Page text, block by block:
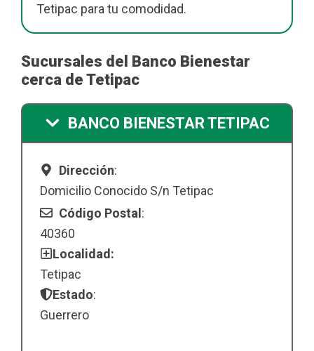
Tetipac para tu comodidad.
Sucursales del Banco Bienestar
cerca de Tetipac
BANCO BIENESTAR TETIPAC
Dirección:
Domicilio Conocido S/n Tetipac
Código Postal:
40360
Localidad:
Tetipac
Estado:
Guerrero